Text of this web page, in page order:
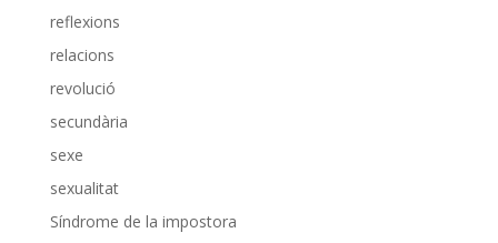
reflexions
relacions
revolució
secundària
sexe
sexualitat
Síndrome de la impostora